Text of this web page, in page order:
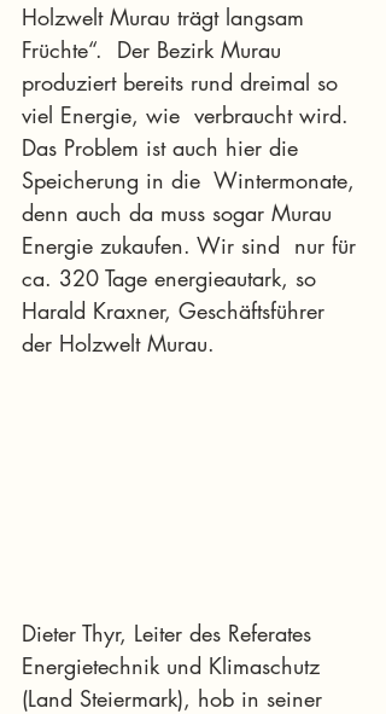
Holzwelt Murau trägt langsam
Früchte“.  Der Bezirk Murau
produziert bereits rund dreimal so
viel Energie, wie  verbraucht wird.
Das Problem ist auch hier die
Speicherung in die  Wintermonate,
denn auch da muss sogar Murau
Energie zukaufen. Wir sind  nur für
ca. 320 Tage energieautark, so
Harald Kraxner, Geschäftsführer
der Holzwelt Murau.
Dieter Thyr, Leiter des Referates
Energietechnik und Klimaschutz
(Land Steiermark), hob in seiner